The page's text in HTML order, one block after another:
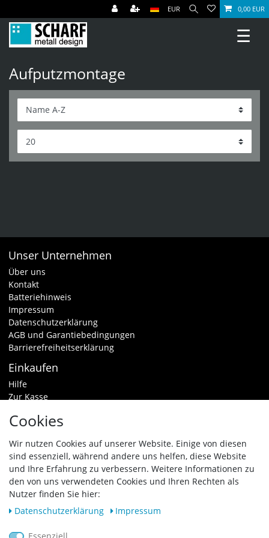
EUR 0,00 EUR
☰
Aufputzmontage
Unser Unternehmen
Über uns
Kontakt
Batteriehinweis
Impressum
Datenschutzerklärung
AGB und Garantiebedingungen
Barrierefreiheitserklärung
Einkaufen
Hilfe
Zur Kasse
Zahlungsarten & Versand
Vertrag widerrufen
Zahlungsarten
Cookies
Wir nutzen Cookies auf unserer Website. Einige von diesen
sind essenziell, während andere uns helfen, diese Website
und Ihre Erfahrung zu verbessern. Weitere Informationen zu
den von uns verwendeten Cookies und Ihren Rechten als
Nutzer finden Sie hier:
Daten­schutz­erklärung
Impressum